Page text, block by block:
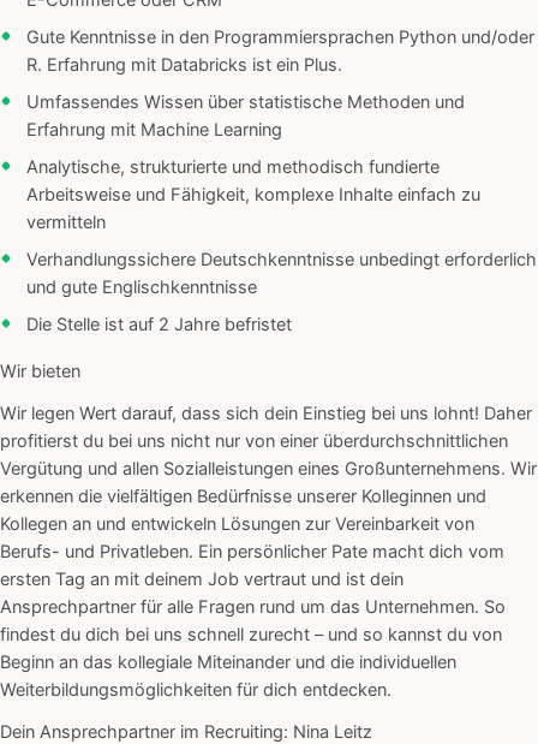
Gute Kenntnisse in den Programmiersprachen Python und/oder
R. Erfahrung mit Databricks ist ein Plus.
Umfassendes Wissen über statistische Methoden und
Erfahrung mit Machine Learning
Analytische, strukturierte und methodisch fundierte
Arbeitsweise und Fähigkeit, komplexe Inhalte einfach zu
vermitteln
Verhandlungssichere Deutschkenntnisse unbedingt erforderlich
und gute Englischkenntnisse
Die Stelle ist auf 2 Jahre befristet
Wir bieten
Wir legen Wert darauf, dass sich dein Einstieg bei uns lohnt! Daher
profitierst du bei uns nicht nur von einer überdurchschnittlichen
Vergütung und allen Sozialleistungen eines Großunternehmens. Wir
erkennen die vielfältigen Bedürfnisse unserer Kolleginnen und
Kollegen an und entwickeln Lösungen zur Vereinbarkeit von
Berufs- und Privatleben. Ein persönlicher Pate macht dich vom
ersten Tag an mit deinem Job vertraut und ist dein
Ansprechpartner für alle Fragen rund um das Unternehmen. So
findest du dich bei uns schnell zurecht – und so kannst du von
Beginn an das kollegiale Miteinander und die individuellen
Weiterbildungsmöglichkeiten für dich entdecken.
Dein Ansprechpartner im Recruiting: Nina Leitz